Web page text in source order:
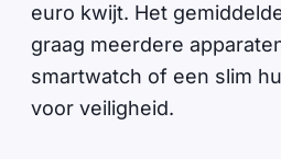
euro kwijt. Het
graag meerdere
smartwatch of een slim
voor veiligheid.